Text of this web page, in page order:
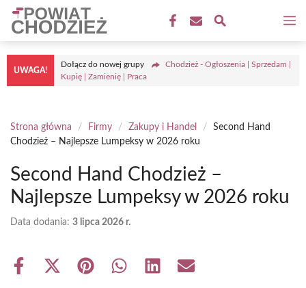
Przejdź
treści
UWAGA!
Dołącz do nowej grupy
Chodzież - Ogłoszenia | Sprzedam |
Kupię | Zamienię | Praca
Strona główna / Firmy / Zakupy i Handel /
Second Hand
Chodzież – Najlepsze Lumpeksy w 2026 roku
Second Hand Chodzież –
Najlepsze Lumpeksy w 2026 roku
Data dodania: 3 lipca 2026 r.
Share
Share Share Share Share Share